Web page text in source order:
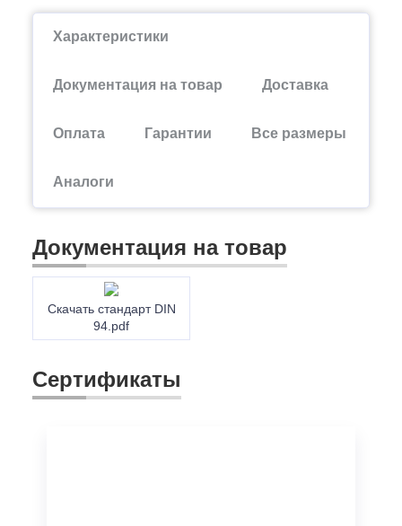
Характеристики
Документация на товар Доставка
Оплата Гарантии Все размеры
Аналоги
Документация на товар
Скачать стандарт DIN
94.pdf
Сертификаты